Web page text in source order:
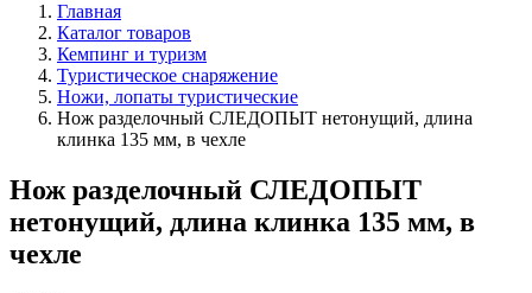
Главная
Каталог товаров
Кемпинг и туризм
Туристическое снаряжение
Ножи, лопаты туристические
Нож разделочный СЛЕДОПЫТ нетонущий, длина
клинка 135 мм, в чехле
Нож разделочный СЛЕДОПЫТ
нетонущий, длина клинка 135 мм, в
чехле